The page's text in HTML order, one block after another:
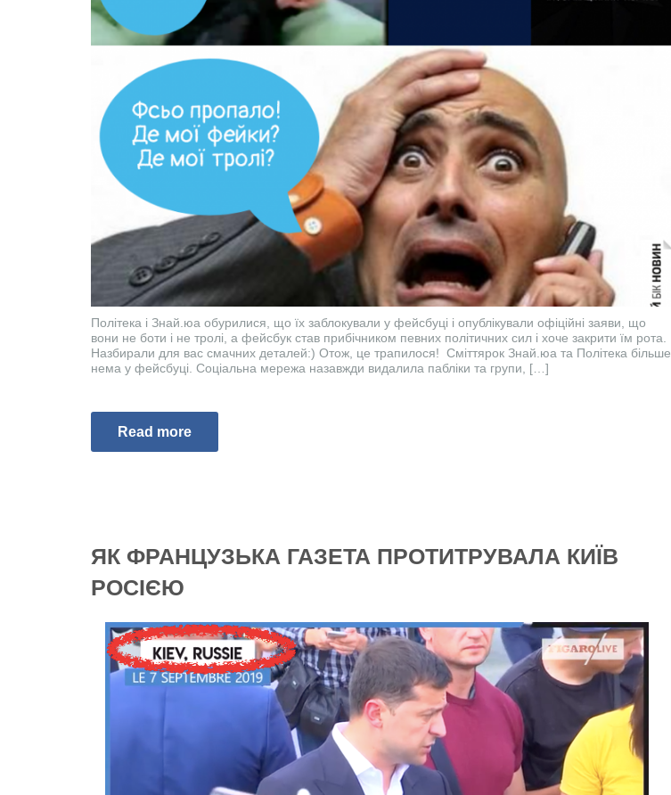
Політека і Знай.юа обурилися, що їх заблокували у фейсбуці і опублікували офіційні заяви, що
вони не боти і не тролі, а фейсбук став прибічником певних політичних сил і хоче закрити їм рота.
Назбирали для вас смачних деталей:) Отож, це трапилося! Сміттярок Знай.юа та Політека більше
нема у фейсбуці. Соціальна мережа назавжди видалила пабліки та групи, […]
Read more
ЯК ФРАНЦУЗЬКА ГАЗЕТА ПРОТИТРУВАЛА КИЇВ
РОСІЄЮ